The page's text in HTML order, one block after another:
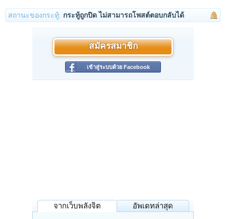
สถานะของกระทู้: กระทู้ถูกปิด ไม่สามารถโพสต์ตอบกลับได้
สมัครสมาชิก
เข้าสู่ระบบด้วย Facebook
จากเว็บพลังจิต อัพเดทล่าสุด